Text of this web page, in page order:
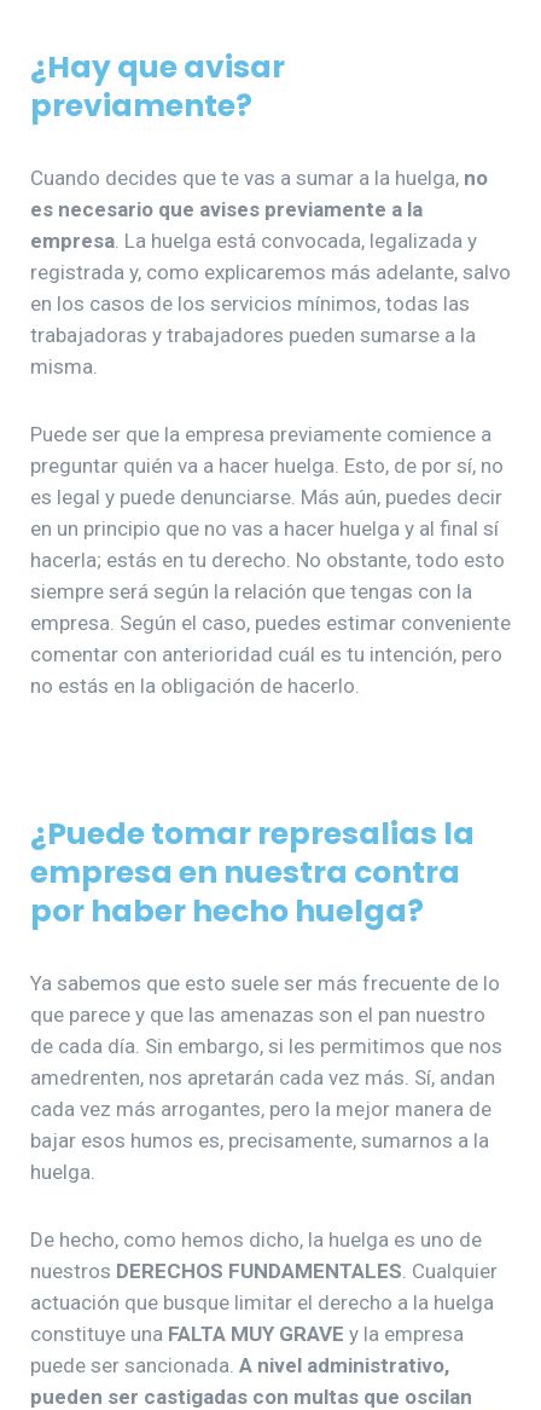
¿Hay que avisar
previamente?
Cuando decides que te vas a sumar a la huelga, no
es necesario que avises previamente a la
empresa . La huelga está convocada, legalizada y
registrada y, como explicaremos más adelante, salvo
en los casos de los servicios mínimos, todas las
trabajadoras y trabajadores pueden sumarse a la
misma.
Puede ser que la empresa previamente comience a
preguntar quién va a hacer huelga. Esto, de por sí, no
es legal y puede denunciarse. Más aún, puedes decir
en un principio que no vas a hacer huelga y al final sí
hacerla; estás en tu derecho. No obstante, todo esto
siempre será según la relación que tengas con la
empresa. Según el caso, puedes estimar conveniente
comentar con anterioridad cuál es tu intención, pero
no estás en la obligación de hacerlo.
¿Puede tomar represalias la
empresa en nuestra contra
por haber hecho huelga?
Ya sabemos que esto suele ser más frecuente de lo
que parece y que las amenazas son el pan nuestro
de cada día. Sin embargo, si les permitimos que nos
amedrenten, nos apretarán cada vez más. Sí, andan
cada vez más arrogantes, pero la mejor manera de
bajar esos humos es, precisamente, sumarnos a la
huelga.
De hecho, como hemos dicho, la huelga es uno de
nuestros DERECHOS FUNDAMENTALES . Cualquier
actuación que busque limitar el derecho a la huelga
constituye una FALTA MUY GRAVE y la empresa
puede ser sancionada. A nivel administrativo,
pueden ser castigadas con multas que oscilan